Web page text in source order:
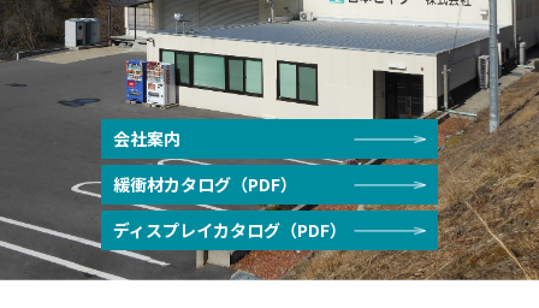
会社案内
緩衝材カタログ（PDF）
ディスプレイカタログ（PDF）